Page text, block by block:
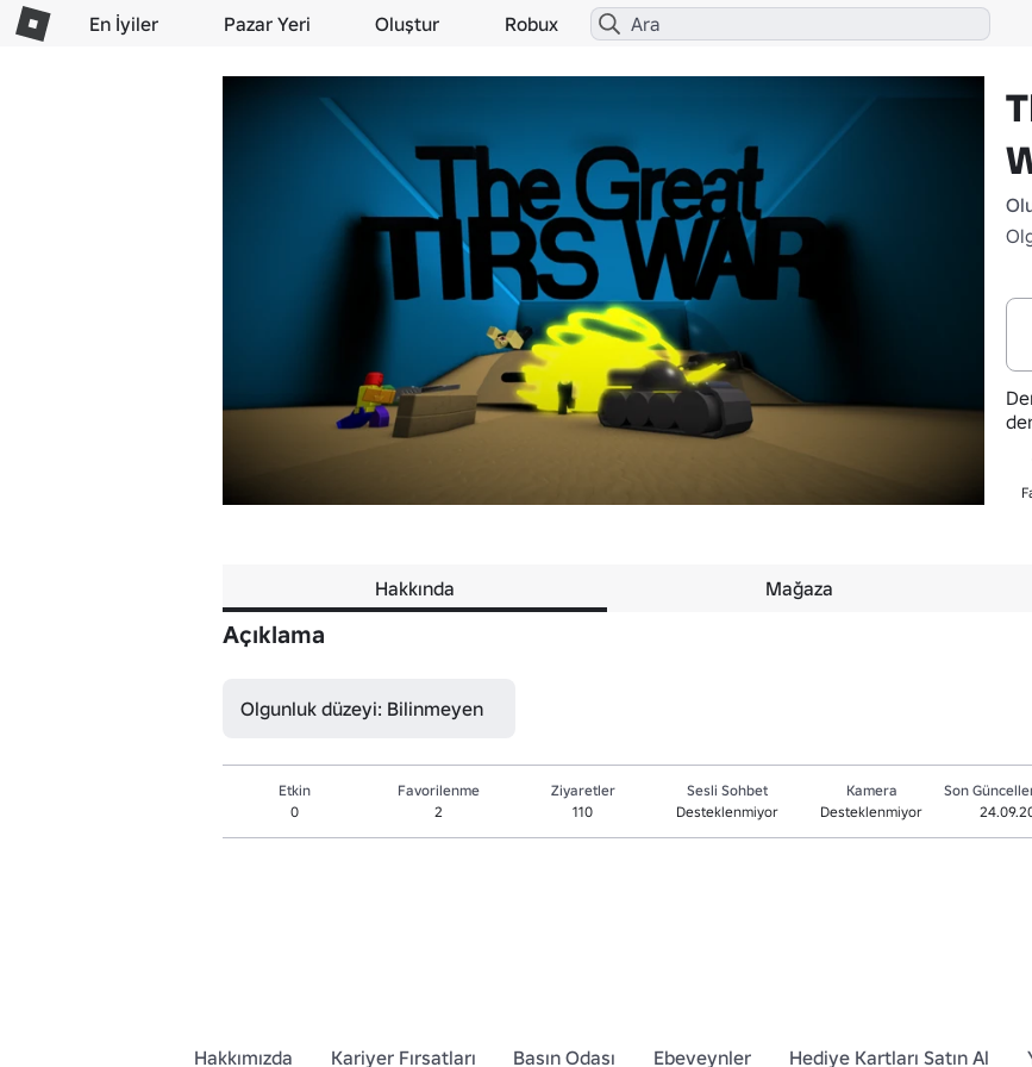
En İyiler Pazar Yeri Oluştur Robux
Hakkında Mağaza
Açıklama
Olgunluk düzeyi: Bilinmeyen
Etkin
0
Favorilenme
2
Ziyaretler
110
Sesli Sohbet
Desteklenmiyor
Kamera
Desteklenmiyor
Son
Hakkımızda Kariyer Fırsatları Basın Odası Ebeveynler Hediye Kartları Satın Al